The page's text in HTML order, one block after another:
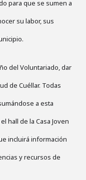
para que se sumen a
su labor, sus
del Voluntariado, dar
de Cuéllar. Todas
a esta
hall de la Casa Joven
incluirá información
y recursos de